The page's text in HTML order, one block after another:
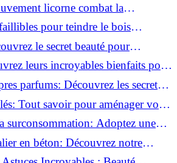
licorne combat la
!
pour teindre le bois
comment!
le secret beauté pour
fatiguées!
leurs incroyables bienfaits pour
parfums: Découvrez les secrets
artisanale!
Tout savoir pour aménager votre
surconsommation: Adoptez une
en béton: Découvrez notre
rapide!